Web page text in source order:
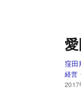
窪田
経営